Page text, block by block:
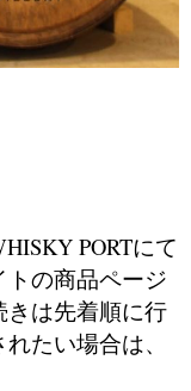
PORTにて
の商品ページ
きは先着順に行
たい場合は、